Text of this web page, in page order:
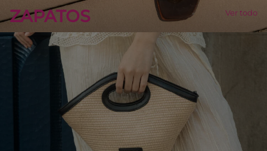
ZAPATOS Ver todo